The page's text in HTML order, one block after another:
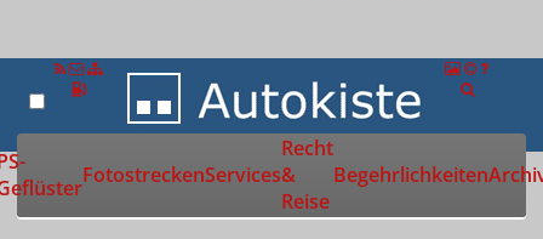
Zur Startseite
FotostreckenServices
Recht
&
Reise
Begehrlichkeiten